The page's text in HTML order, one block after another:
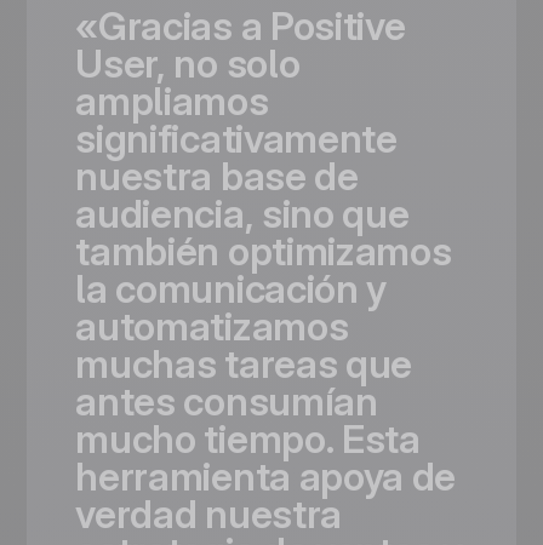
«Gracias a Positive
User, no solo
ampliamos
significativamente
nuestra base de
audiencia, sino que
también optimizamos
la comunicación y
automatizamos
muchas tareas que
antes consumían
mucho tiempo. Esta
herramienta apoya de
verdad nuestra